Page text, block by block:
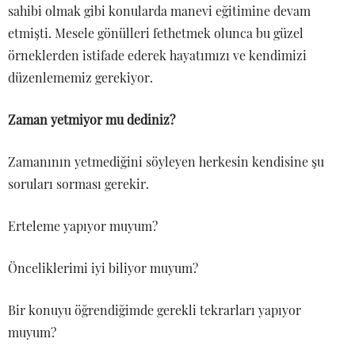
sahibi olmak gibi konularda manevi eğitimine devam
etmişti. Mesele gönülleri fethetmek olunca bu güzel
örneklerden istifade ederek hayatımızı ve kendimizi
düzenlememiz gerekiyor.
Zaman yetmiyor mu dediniz?
Zamanının yetmediğini söyleyen herkesin kendisine şu
soruları sorması gerekir.
Erteleme yapıyor muyum?
Önceliklerimi iyi biliyor muyum?
Bir konuyu öğrendiğimde gerekli tekrarları yapıyor
muyum?